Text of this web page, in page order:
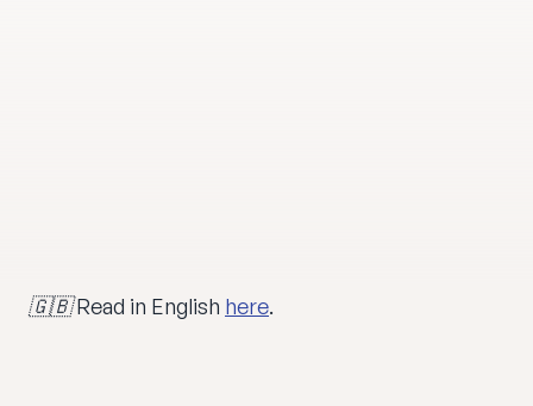
🇬🇧 Read in English here.